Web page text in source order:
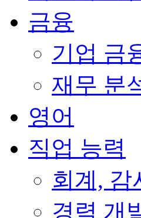
금융
기업 금
재무 분
영어
직업 능력
회계, 감
경력 개